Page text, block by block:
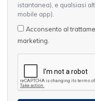
istantanea), e qualsiasi
mobile app).
Acconsento al
marketing.